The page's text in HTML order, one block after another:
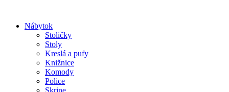
obsah
Nábytok
Stoličky
Stoly
Kreslá a pufy
Knižnice
Komody
Police
Skrine